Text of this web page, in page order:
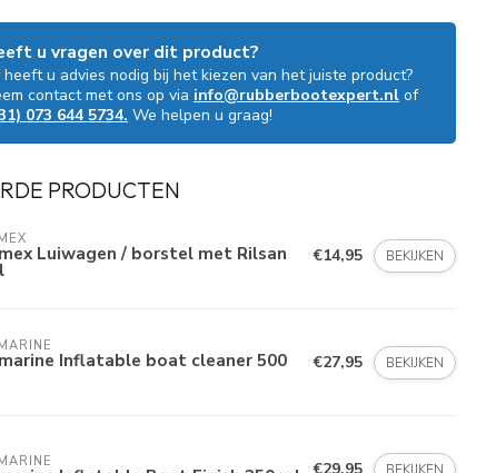
u vragen over dit product?
heeft u advies nodig bij het kiezen van het juiste product?
contact met ons op via info@rubberbootexpert.nl of
073 644 5734. We helpen u graag!
PRODUCTEN
Luiwagen / borstel met Rilsan €14,95 BEKIJKEN
Inflatable boat cleaner 500 €27,95 BEKIJKEN
BEKIJKEN